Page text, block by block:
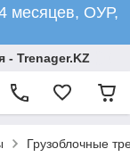
месяцев, ОУР,
- Trenager.KZ
Грузоблочные